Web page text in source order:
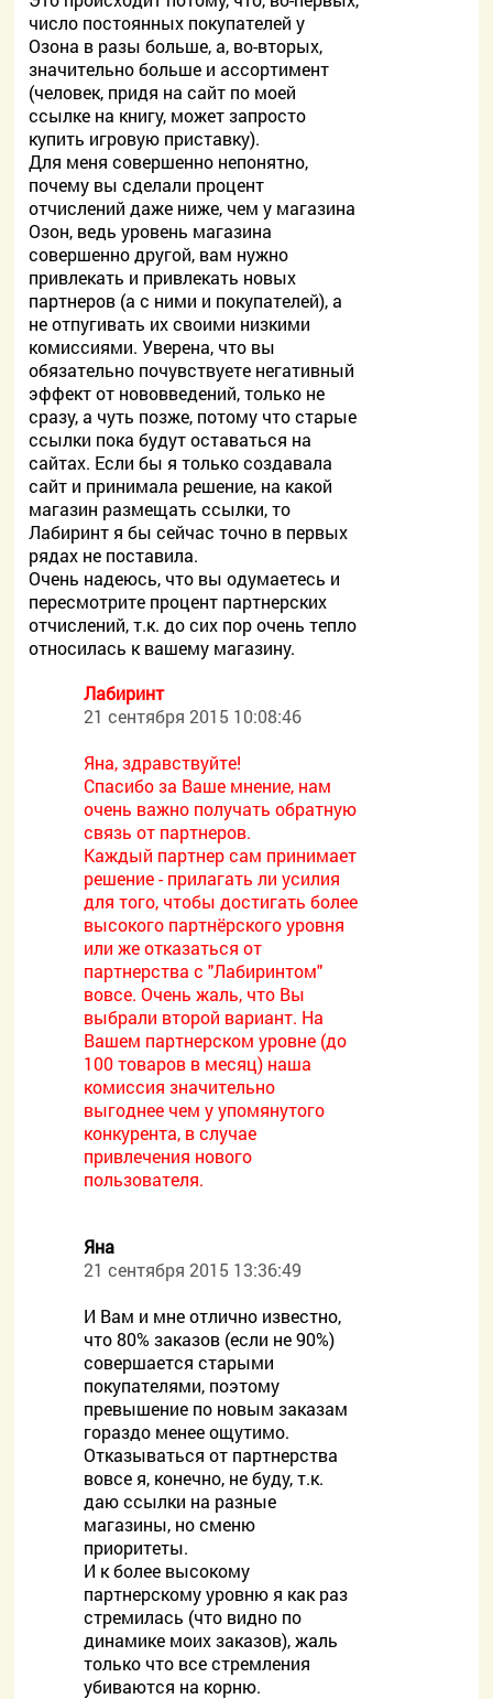
число постоянных покупателей у
Озона в разы больше, а, во-вторых,
значительно больше и ассортимент
(человек, придя на сайт по моей
ссылке на книгу, может запросто
купить игровую приставку).
Для меня совершенно непонятно,
почему вы сделали процент
отчислений даже ниже, чем у магазина
Озон, ведь уровень магазина
совершенно другой, вам нужно
привлекать и привлекать новых
партнеров (а с ними и покупателей), а
не отпугивать их своими низкими
комиссиями. Уверена, что вы
обязательно почувствуете негативный
эффект от нововведений, только не
сразу, а чуть позже, потому что старые
ссылки пока будут оставаться на
сайтах. Если бы я только создавала
сайт и принимала решение, на какой
магазин размещать ссылки, то
Лабиринт я бы сейчас точно в первых
рядах не поставила.
Очень надеюсь, что вы одумаетесь и
пересмотрите процент партнерских
отчислений, т.к. до сих пор очень тепло
относилась к вашему магазину.
Лабиринт
21 сентября 2015 10:08:46
Яна, здравствуйте!
Спасибо за Ваше мнение, нам
очень важно получать обратную
связь от партнеров.
Каждый партнер сам принимает
решение - прилагать ли усилия
для того, чтобы достигать более
высокого партнёрского уровня
или же отказаться от
партнерства с "Лабиринтом"
вовсе. Очень жаль, что Вы
выбрали второй вариант. На
Вашем партнерском уровне (до
100 товаров в месяц) наша
комиссия значительно
выгоднее чем у упомянутого
конкурента, в случае
привлечения нового
пользователя.
Яна
21 сентября 2015 13:36:49
И Вам и мне отлично известно,
что 80% заказов (если не 90%)
совершается старыми
покупателями, поэтому
превышение по новым заказам
гораздо менее ощутимо.
Отказываться от партнерства
вовсе я, конечно, не буду, т.к.
даю ссылки на разные
магазины, но сменю
приоритеты.
И к более высокому
партнерскому уровню я как раз
стремилась (что видно по
динамике моих заказов), жаль
только что все стремления
убиваются на корню.